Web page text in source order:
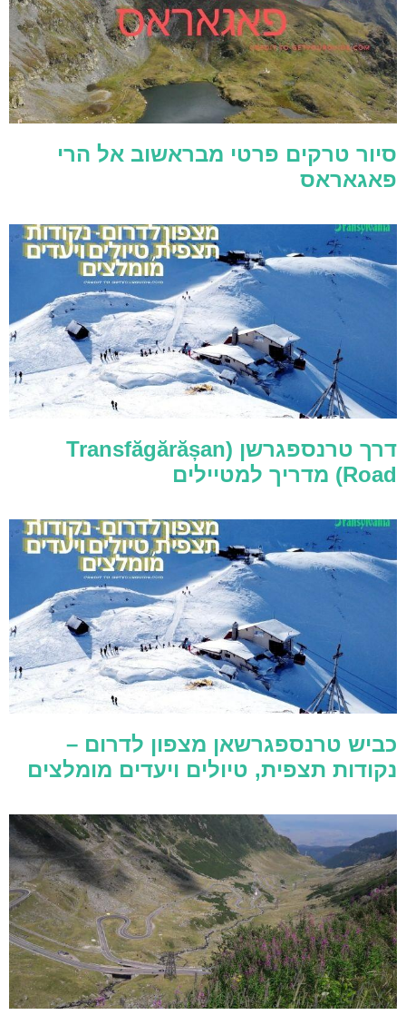
סיור טרקים פרטי מבראשוב אל הרי
פאגאראס
דרך טרנספגרשן (Transfăgărășan
Road) מדריך למטיילים
כביש טרנספגרשאן מצפון לדרום –
נקודות תצפית, טיולים ויעדים מומלצים